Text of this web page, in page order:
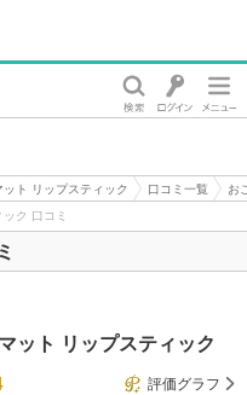
ト リップスティック 口コミ一覧
お
ク 口コミ
ット リップスティック
評価グラフ